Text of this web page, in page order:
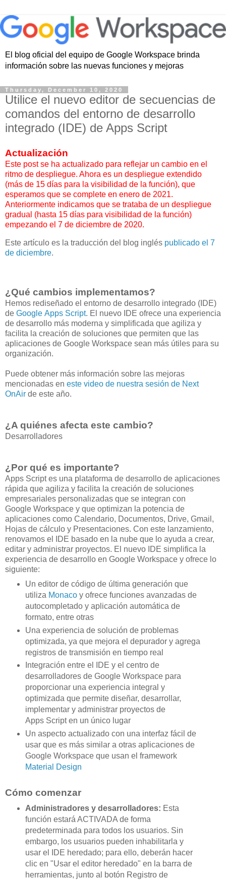
El blog oficial del equipo de Google Workspace brinda
información sobre las nuevas funciones y mejoras
Thursday, December 10, 2020
Utilice el nuevo editor de secuencias de
comandos del entorno de desarrollo
integrado (IDE) de Apps Script
Actualización
Este post se ha actualizado para reflejar un cambio en el
ritmo de despliegue. Ahora es un despliegue extendido
(más de 15 días para la visibilidad de la función), que
esperamos que se complete en enero de 2021.
Anteriormente indicamos que se trataba de un despliegue
gradual (hasta 15 días para visibilidad de la función)
empezando el 7 de diciembre de 2020.
Este artículo es la traducción del blog inglés publicado el 7
de diciembre.
¿Qué cambios implementamos?
Hemos rediseñado el entorno de desarrollo integrado (IDE)
de Google Apps Script. El nuevo IDE ofrece una experiencia
de desarrollo más moderna y simplificada que agiliza y
facilita la creación de soluciones que permiten que las
aplicaciones de Google Workspace sean más útiles para su
organización.
Puede obtener más información sobre las mejoras
mencionadas en este video de nuestra sesión de Next
OnAir de este año.
¿A quiénes afecta este cambio?
Desarrolladores
¿Por qué es importante?
Apps Script es una plataforma de desarrollo de aplicaciones
rápida que agiliza y facilita la creación de soluciones
empresariales personalizadas que se integran con
Google Workspace y que optimizan la potencia de
aplicaciones como Calendario, Documentos, Drive, Gmail,
Hojas de cálculo y Presentaciones. Con este lanzamiento,
renovamos el IDE basado en la nube que lo ayuda a crear,
editar y administrar proyectos. El nuevo IDE simplifica la
experiencia de desarrollo en Google Workspace y ofrece lo
siguiente:
Un editor de código de última generación que
utiliza Monacoy ofrece funciones avanzadas de
autocompletado y aplicación automática de
formato, entre otras
Una experiencia de solución de problemas
optimizada, ya que mejora el depurador y agrega
registros de transmisión en tiempo real
Integración entre el IDE y el centro de
desarrolladores de Google Workspace para
proporcionar una experiencia integral y
optimizada que permite diseñar, desarrollar,
implementar y administrar proyectos de
Apps Script en un único lugar
Un aspecto actualizado con una interfaz fácil de
usar que es más similar a otras aplicaciones de
Google Workspace que usan el framework
Material Design
Cómo comenzar
Administradores y desarrolladores: Esta
función estará ACTIVADA de forma
predeterminada para todos los usuarios. Sin
embargo, los usuarios pueden inhabilitarla y
usar el IDE heredado; para ello, deberán hacer
clic en "Usar el editor heredado" en la barra de
herramientas, junto al botón Registro de